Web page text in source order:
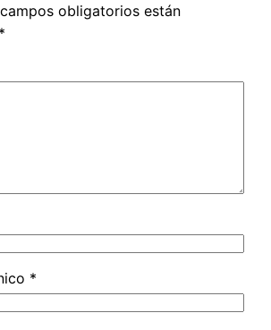
obligatorios están
*
*